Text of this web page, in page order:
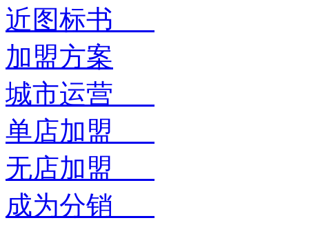
近图标书
加盟方案
城市运营
单店加盟
无店加盟
成为分销